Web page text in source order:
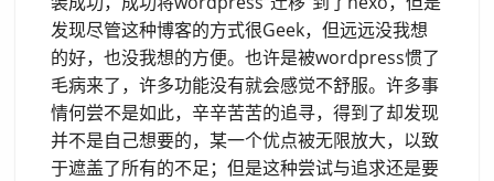
发现尽管这种博客的方式很Geek，但远远没我想
的好，也没我想的方便。也许是被wordpress惯了
毛病来了，许多功能没有就会感觉不舒服。许多事
情何尝不是如此，辛辛苦苦的追寻，得到了却发现
并不是自己想要的，某一个优点被无限放大，以致
于遮盖了所有的不足；但是这种尝试与追求还是要